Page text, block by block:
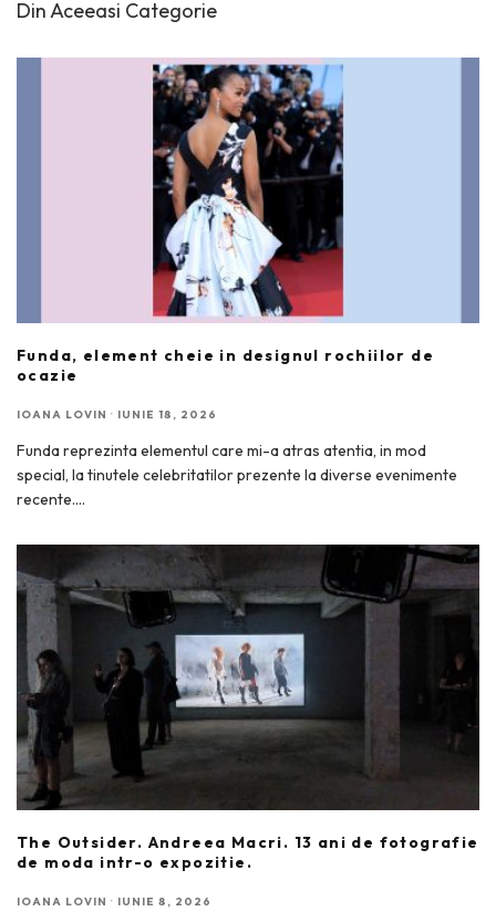
Din Aceeasi Categorie
Funda, element cheie in designul rochiilor de
ocazie
IOANA LOVIN · IUNIE 18, 2026
Funda reprezinta elementul care mi-a atras atentia, in mod
special, la tinutele celebritatilor prezente la diverse evenimente
recente....
The Outsider. Andreea Macri. 13 ani de fotografie
de moda intr-o expozitie.
IOANA LOVIN · IUNIE 8, 2026